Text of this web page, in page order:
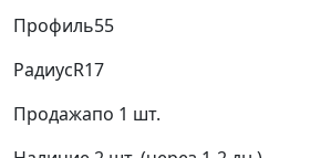
Профиль55
РадиусR17
Продажапо 1 шт.